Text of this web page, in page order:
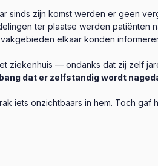
sinds zijn komst werden er geen
ter plaatse werden
elkaar konden
ziekenhuis — ondanks dat zij zelf
dat er zelfstandig wordt
iets onzichtbaars in hem. Toch gaf